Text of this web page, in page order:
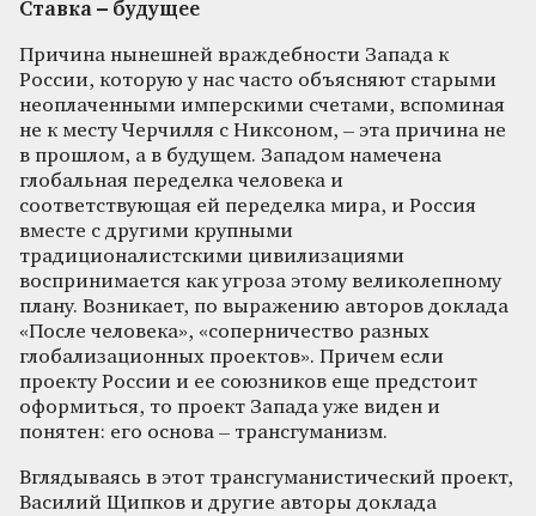
Ставка – будущее
Причина нынешней враждебности Запада к
России, которую у нас часто объясняют старыми
неоплаченными имперскими счетами, вспоминая
не к месту Черчилля с Никсоном, – эта причина не
в прошлом, а в будущем. Западом намечена
глобальная переделка человека и
соответствующая ей переделка мира, и Россия
вместе с другими крупными
традиционалистскими цивилизациями
воспринимается как угроза этому великолепному
плану. Возникает, по выражению авторов доклада
«После человека», «соперничество разных
глобализационных проектов». Причем если
проекту России и ее союзников еще предстоит
оформиться, то проект Запада уже виден и
понятен: его основа – трансгуманизм.
Вглядываясь в этот трансгуманистический проект,
Василий Щипков и другие авторы доклада